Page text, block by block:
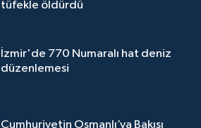
tüfekle öldürdü
İzmir'de 770 Numaralı hat deniz
düzenlemesi
Cumhuriyetin Osmanlı’ya Bakışı